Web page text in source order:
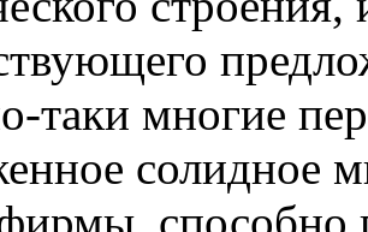
таки многие
солидное